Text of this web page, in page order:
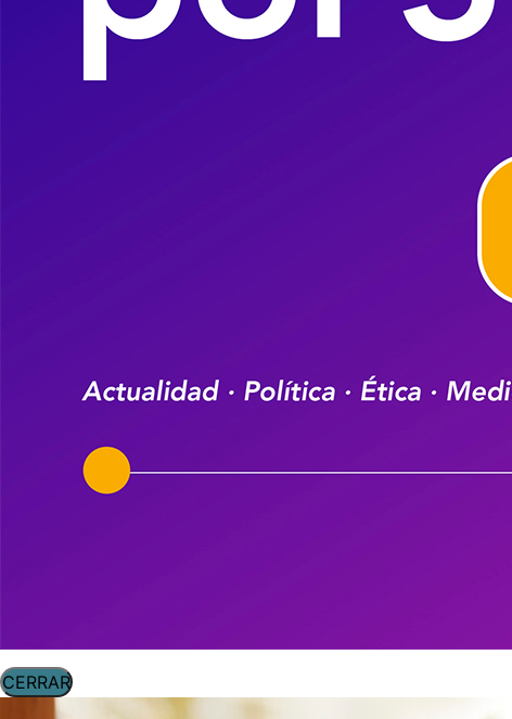
CERRAR